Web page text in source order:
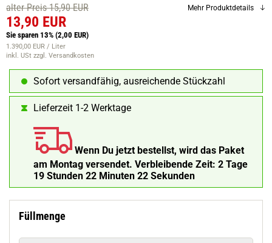
alter Preis 15,90 EUR
13,90 EUR
Sie sparen 13% (2,00 EUR)
1.390,00 EUR / Liter
inkl. USt zzgl. Versandkosten
Mehr Produktdetails
Sofort versandfähig, ausreichende Stückzahl
Lieferzeit 1-2 Werktage
Wenn Du jetzt bestellst, wird das Paket
am Montag versendet. Verbleibende Zeit: 2 Tage
19 Stunden 22 Minuten 21 Sekunden
Füllmenge